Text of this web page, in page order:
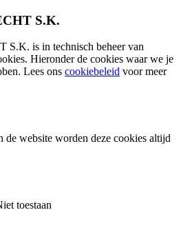
S.K.
S.K. is in technisch beheer van
Hieronder de cookies waar we je
Lees ons cookiebeleid voor meer
de website worden deze cookies altijd
toestaan